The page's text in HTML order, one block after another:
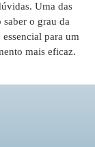
Uma das
saber o grau da
para um
mais eficaz.